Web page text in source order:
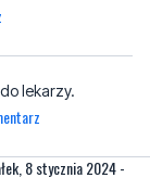
lekarzy.
8 stycznia 2024 -